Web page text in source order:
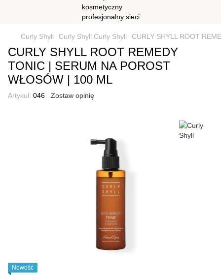
Curly Shyll Curly Shyll Curly Shyll CURLY SHYLL ROOT
CURLY SHYLL ROOT REMEDY
TONIC | SERUM NA POROST
WŁOSÓW | 100 ML
Artykuł: 046 Zostaw opinię
Nowość